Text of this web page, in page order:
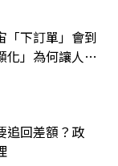
「下訂單」會到
化」為何讓人無
追回差額？政